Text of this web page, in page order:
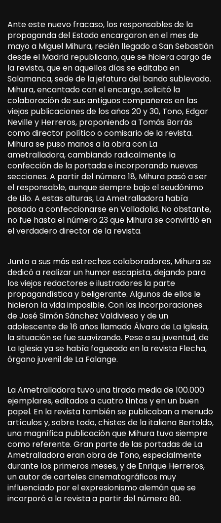
Ante este nuevo fracaso, los responsables de la
propaganda del Estado encargaron en el mes de
mayo a Miguel Mihura, recién llegado a San Sebastián
desde el Madrid republicano, que se hiciera cargo de
la revista, que en aquellos días se editaba en
Salamanca, sede de la jefatura del bando sublevado.
Mihura, encantado con el encargo, solicitó la
colaboración de sus antiguos compañeros en las
viejas publicaciones de los años 20 y 30, Tono, Edgar
Neville y Herreros, proponiendo a Tomás Borrás
como director político o comisario de la revista.
Mihura se puso manos a la obra con La
ametralladora, cambiando radicalmente la
confección de la portada e incorporando nuevas
secciones. A partir del número 18, Mihura pasó a ser
el responsable, aunque siempre bajo el seudónimo
de Lilo. A estas alturas, La Ametralladora había
pasado a confeccionarse en Valladolid. No obstante,
no fue hasta el número 23 que Mihura se convirtió en
el verdadero director de la revista.
Junto a sus más estrechos colaboradores, Mihura se
dedicó a realizar un humor escapista, dejando para
los viejos redactores e ilustradores la parte
propagandística y beligerante. Algunos de ellos le
hicieron la vida imposible. Con las incorporaciones
de José Simón Sánchez Valdivieso y de un
adolescente de 16 años llamado Álvaro de La Iglesia,
la situación se fue suavizando. Pese a su juventud, de
La Iglesia ya se había fogueado en la revista Flecha,
órgano juvenil de La Falange.
La Ametralladora tuvo una tirada media de 100.000
ejemplares, editados a cuatro tintas y en un buen
papel. En la revista también se publicaban a menudo
artículos y, sobre todo, chistes de la italiana Bertoldo,
una magnífica publicación que Mihura tuvo siempre
como referente. Gran parte de las portadas de La
Ametralladora eran obra de Tono, especialmente
durante los primeros meses, y de Enrique Herreros,
un autor de carteles cinematográficos muy
influenciado por el expresionismo alemán que se
incorporó a la revista a partir del número 80.